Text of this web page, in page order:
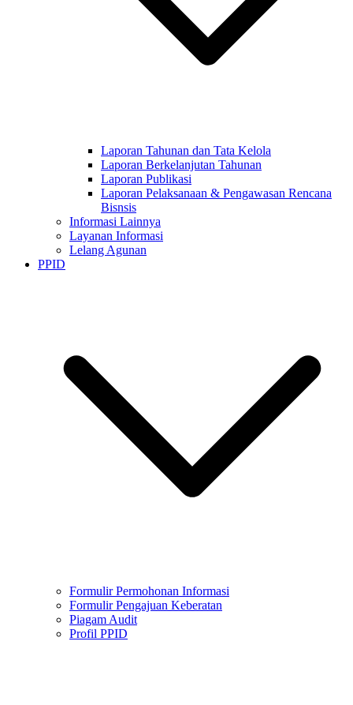
Laporan Tahunan dan Tata Kelola
Laporan Berkelanjutan Tahunan
Laporan Publikasi
Laporan Pelaksanaan & Pengawasan Rencana
Bisnsis
Informasi Lainnya
Layanan Informasi
Lelang Agunan
PPID
Formulir Permohonan Informasi
Formulir Pengajuan Keberatan
Piagam Audit
Profil PPID